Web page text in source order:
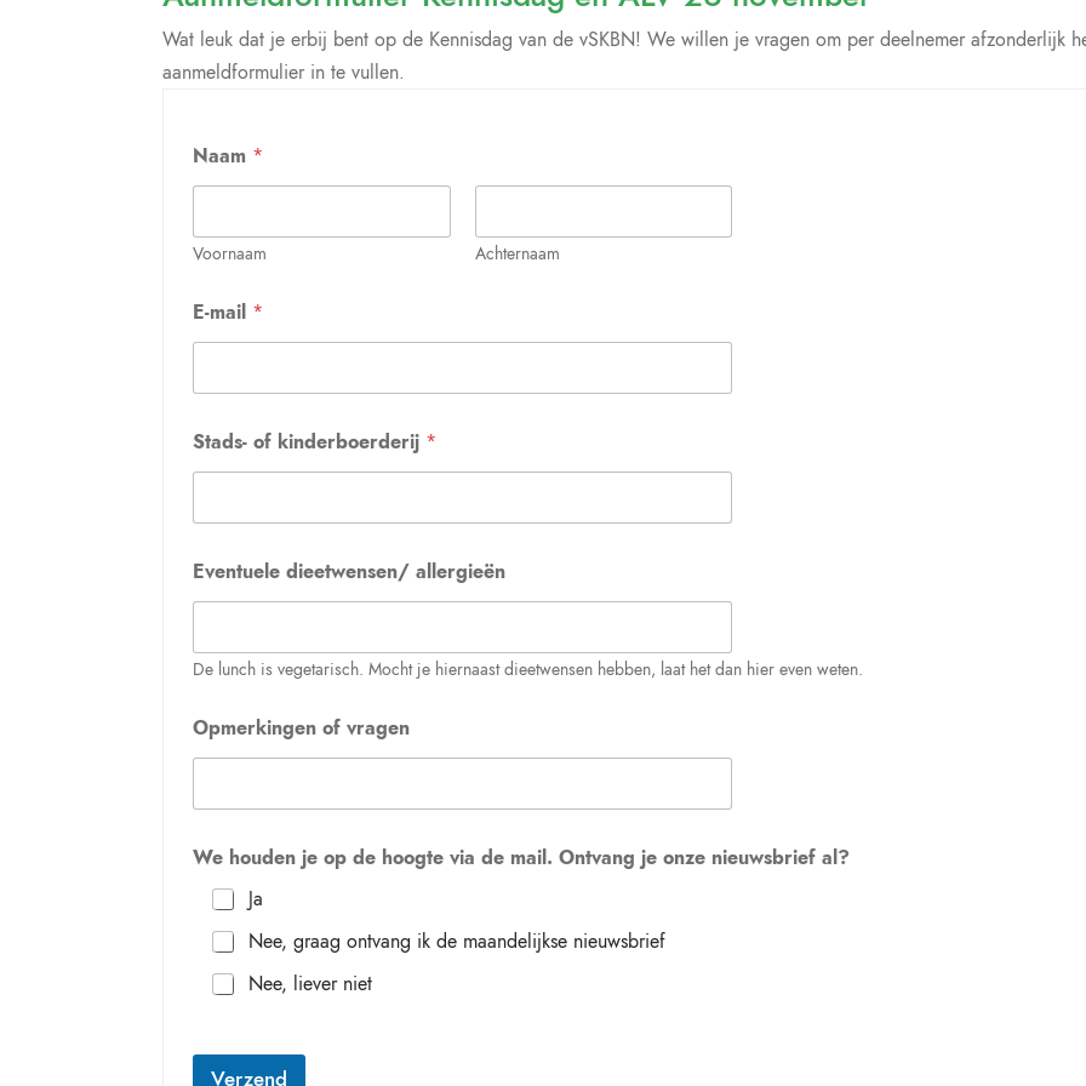
Wat leuk dat je erbij bent op de Kennisdag van de vSKBN! We willen je vragen om per deelnemer afzonderlijk
aanmeldformulier in te vullen.
Naam *
Voornaam Achternaam
E-mail *
Stads- of kinderboerderij *
e
O
m
e
k
i
n
e
W
Eventuele dieetwensen/ allergieën
De lunch is vegetarisch. Mocht je hiernaast dieetwensen hebben, laat het dan hier even weten.
Opmerkingen of vragen
We houden je op de hoogte via de mail. Ontvang je onze nieuwsbrief al?
Ja
Nee, graag ontvang ik de maandelijkse nieuwsbrief
Nee, liever niet
Verzend